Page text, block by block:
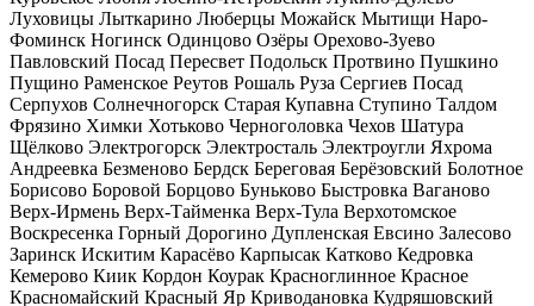
Луховицы Лыткарино Люберцы Можайск Мытищи Наро-
Фоминск Ногинск Одинцово Озёры Орехово-Зуево
Павловский Посад Пересвет Подольск Протвино Пушкино
Пущино Раменское Реутов Рошаль Руза Сергиев Посад
Серпухов Солнечногорск Старая Купавна Ступино Талдом
Фрязино Химки Хотьково Черноголовка Чехов Шатура
Щёлково Электрогорск Электросталь Электроугли Яхрома
Андреевка Безменово Бердск Береговая Берёзовский Болотное
Борисово Боровой Борцово Буньково Быстровка Ваганово
Верх-Ирмень Верх-Тайменка Верх-Тула Верхотомское
Воскресенка Горный Дорогино Дупленская Евсино Залесово
Заринск Искитим Карасёво Карпысак Катково Кедровка
Кемерово Киик Кордон Коурак Красноглинное Красное
Красномайский Красный Яр Криводановка Кудряшовский